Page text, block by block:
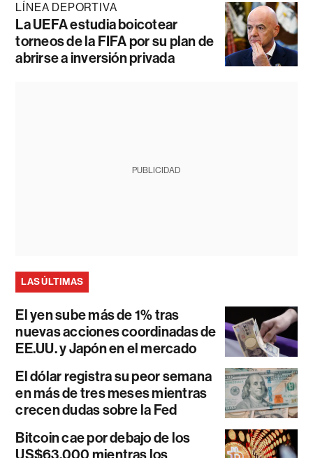
LÍNEA DEPORTIVA
La UEFA estudia boicotear
torneos de la FIFA por su plan de
abrirse a inversión privada
PUBLICIDAD
LAS ÚLTIMAS
El yen sube más de 1% tras
nuevas acciones coordinadas de
EE.UU. y Japón en el mercado
El dólar registra su peor semana
en más de tres meses mientras
crecen dudas sobre la Fed
Bitcoin cae por debajo de los
US$63.000 mientras los